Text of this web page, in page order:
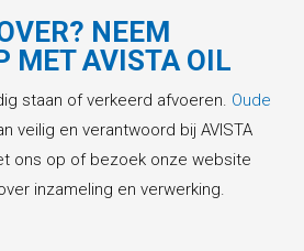
NEEM
MET AVISTA OIL
staan of verkeerd afvoeren. Oude
veilig en verantwoord bij AVISTA
ons op of bezoek onze website
inzameling en verwerking.